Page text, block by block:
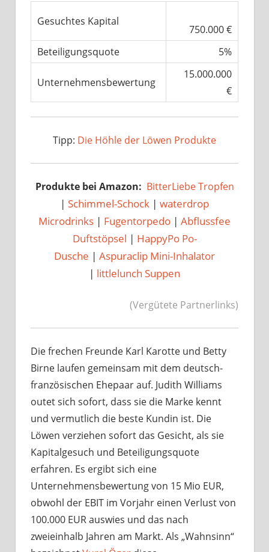
Gesuchtes Kapital
750.000 €
Beteiligungsquote
5%
Unternehmensbewertung
15.000.000
€
Tipp: Die Höhle der Löwen Produkte
Produkte bei Amazon: BitterLiebe Tropfen
| Schimmel-Schock | waterdrop
Microdrinks | Fugentorpedo | Abflussfee
Duftstöpsel | HappyPo Po-
Dusche | Aspuraclip Mini-Inhalator
| littlelunch Suppen
(Vergütete Partnerlinks)
Die frechen Freunde Karl Karotte und Betty
Birne laufen gemeinsam mit dem deutsch-
französischen Ehepaar auf. Judith Williams
outet sich sofort, dass sie die Marke kennt
und vermutlich die beste Kundin ist. Die
Löwen verziehen sofort das Gesicht, als sie
Kapitalgesuch und Beteiligungsquote
erfahren. Es ergibt sich eine
Unternehmensbewertung von 15 Mio EUR,
obwohl der EBIT im Vorjahr einen Verlust von
100.000 EUR auswies und das nach
zweieinhalb Jahren am Markt. Als „Wahnsinn“